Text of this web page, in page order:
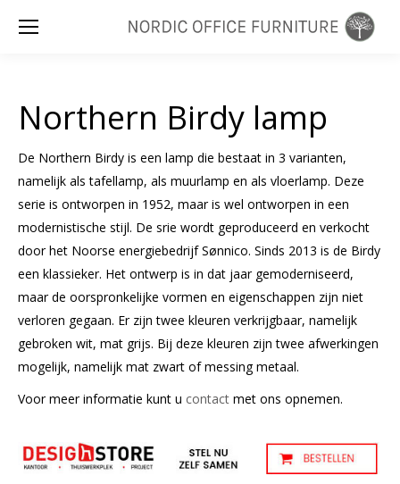
Northern Birdy lamp
De Northern Birdy is een lamp die bestaat in 3 varianten,
namelijk als tafellamp, als muurlamp en als vloerlamp. Deze
serie is ontworpen in 1952, maar is wel ontworpen in een
modernistische stijl. De srie wordt geproduceerd en verkocht
door het Noorse energiebedrijf Sønnico. Sinds 2013 is de Birdy
een klassieker. Het ontwerp is in dat jaar gemoderniseerd,
maar de oorspronkelijke vormen en eigenschappen zijn niet
verloren gegaan. Er zijn twee kleuren verkrijgbaar, namelijk
gebroken wit, mat grijs. Bij deze kleuren zijn twee afwerkingen
mogelijk, namelijk mat zwart of messing metaal.
Voor meer informatie kunt u contact met ons opnemen.